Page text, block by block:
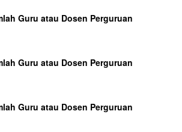
Guru atau Dosen Perguruan
Guru atau Dosen Perguruan
Guru atau Dosen Perguruan